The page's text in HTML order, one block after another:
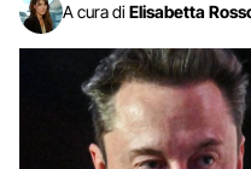
A cura di Elisabetta